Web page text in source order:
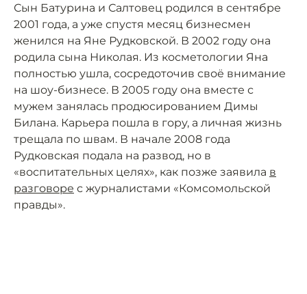
Сын Батурина и Салтовец родился в сентябре
2001 года, а уже спустя месяц бизнесмен
женился на Яне Рудковской. В 2002 году она
родила сына Николая. Из косметологии Яна
полностью ушла, сосредоточив своё внимание
на шоу-бизнесе. В 2005 году она вместе с
мужем занялась продюсированием Димы
Билана. Карьера пошла в гору, а личная жизнь
трещала по швам. В начале 2008 года
Рудковская подала на развод, но в
«воспитательных целях», как позже заявила в
разговоре с журналистами «Комсомольской
правды».